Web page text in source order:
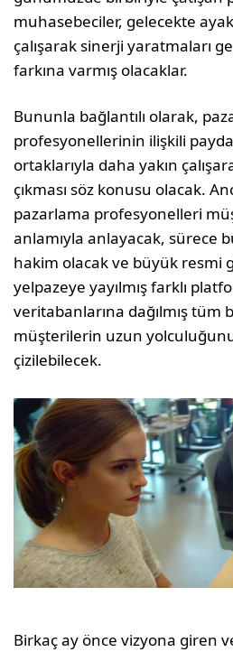
muhasebeciler, gelecekte
çalışarak sinerji yaratmaları
farkına varmış olacaklar.
Bununla bağlantılı olarak,
profesyonellerinin ilişkili
ortaklarıyla daha yakın
çıkması söz konusu olacak.
pazarlama profesyonelleri
anlamıyla anlayacak, sürece
hakim olacak ve büyük resmi
yelpazeye yayılmış farklı
veritabanlarına dağılmış
müşterilerin uzun
çizilebilecek.
Birkaç ay önce vizyona giren